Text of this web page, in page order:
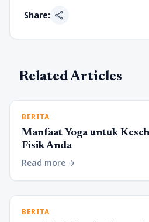
Share: share
Related Articles
BERITA
Manfaat Yoga untuk
Fisik Anda
Read more arrow_forward
BERITA